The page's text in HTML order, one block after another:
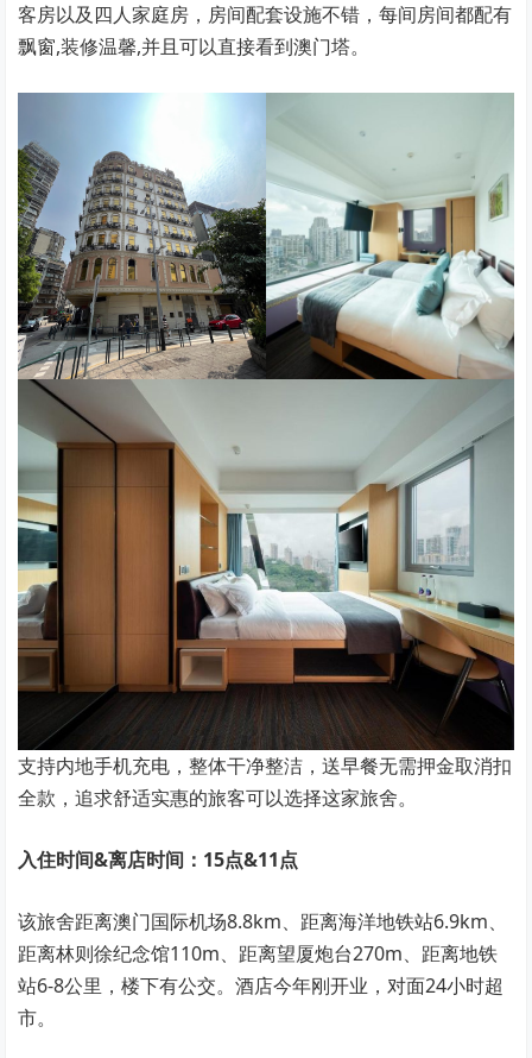
客房以及四人家庭房，房间配套设施不错，每间房间都配有
飘窗,装修温馨,并且可以直接看到澳门塔。
支持内地手机充电，整体干净整洁，送早餐无需押金取消扣
全款，追求舒适实惠的旅客可以选择这家旅舍。
入住时间&离店时间：15点&11点
该旅舍距离澳门国际机场8.8km、距离海洋地铁站6.9km、
距离林则徐纪念馆110m、距离望厦炮台270m、距离地铁
站6-8公里，楼下有公交。酒店今年刚开业，对面24小时超
市。